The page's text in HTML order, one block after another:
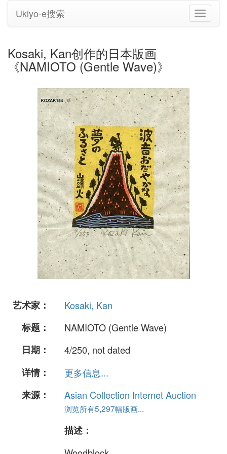
切
换
Ukiyo-e搜索
Kosaki, Kan创作的日本版画
《NAMIOTO (Gentle Wave)》
艺术家：
Kosaki, Kan
标题：
NAMIOTO (Gentle Wave)
日期：
4/250, not dated
详情：
更多信息...
来源：
Asian Collection Internet Auction
浏览所有5,297幅版画...
描述：